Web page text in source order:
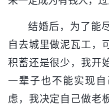
结婚后，为了能
自去城里做泥瓦工，
积蓄还是很少，我开
一辈子也不能实现
虑，我决定自己做老